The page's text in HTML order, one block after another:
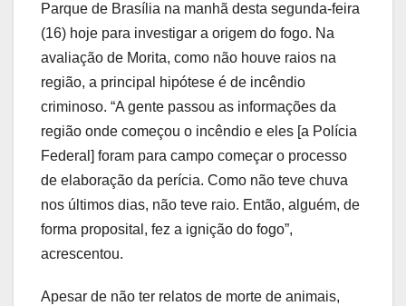
Parque de Brasília na manhã desta segunda-feira
(16) hoje para investigar a origem do fogo. Na
avaliação de Morita, como não houve raios na
região, a principal hipótese é de incêndio
criminoso. “A gente passou as informações da
região onde começou o incêndio e eles [a Polícia
Federal] foram para campo começar o processo
de elaboração da perícia. Como não teve chuva
nos últimos dias, não teve raio. Então, alguém, de
forma proposital, fez a ignição do fogo”,
acrescentou.
Apesar de não ter relatos de morte de animais,